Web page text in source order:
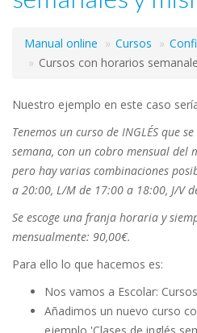
Manual online Cursos
Cursos con horarios
Nuestro ejemplo en este caso
Tenemos un curso de INGLÉS que
semana, con un cobro mensual del
pero hay varias combinaciones
a 20:00, L/M de 17:00 a 18:00, J/V
Se escoge una franja horaria y
mensualmente: 90,00€.
Para ello lo que hacemos es:
Nos vamos a Escolar:
Añadimos un nuevo curso
ejemplo 'Clases de inglés